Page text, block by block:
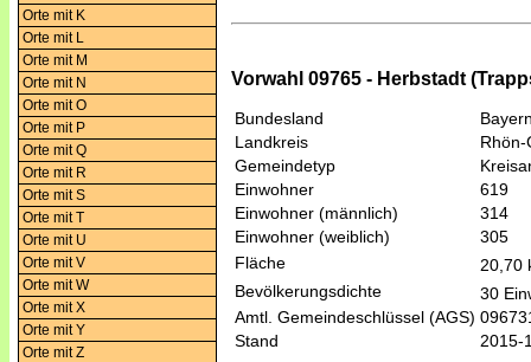
Orte mit K
Orte mit L
Orte mit M
Orte mit N
Orte mit O
Orte mit P
Orte mit Q
Orte mit R
Orte mit S
Orte mit T
Orte mit U
Orte mit V
Orte mit W
Orte mit X
Orte mit Y
Orte mit Z
Vorwahl 09765 - Herbstadt
Bundesland
Landkreis
Rhön-
Gemeindetyp
Einwohner
619
Einwohner (männlich)
314
Einwohner (weiblich)
305
Fläche
20,70
Bevölkerungsdichte
30
Amtl. Gemeindeschlüssel (AGS)
Stand
2015-